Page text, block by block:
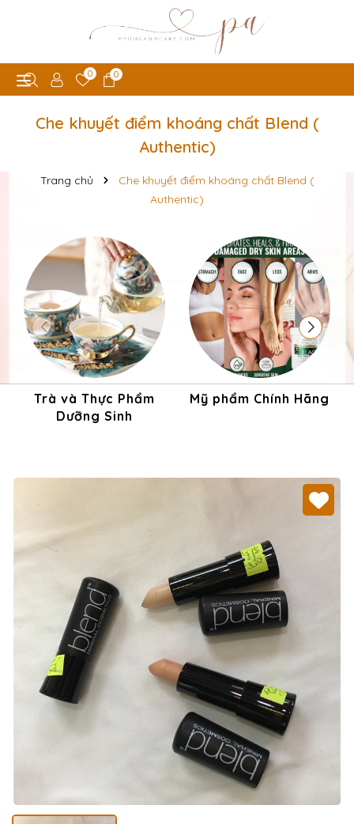
0 0
Che khuyết điểm khoáng chất Blend (
Authentic)
Trang chủ
Che khuyết điểm khoáng chất Blend (
Authentic)
Trà và Thực Phẩm
Dưỡng Sinh
Mỹ phẩm Chính Hãng